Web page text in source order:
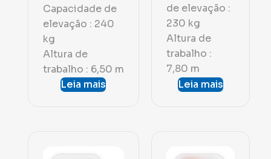
Capacidade de
elevação : 240
kg
Altura de
trabalho : 6,50 m
Leia mais
de elevação :
230 kg
Altura de
trabalho :
7,80 m
Leia mais